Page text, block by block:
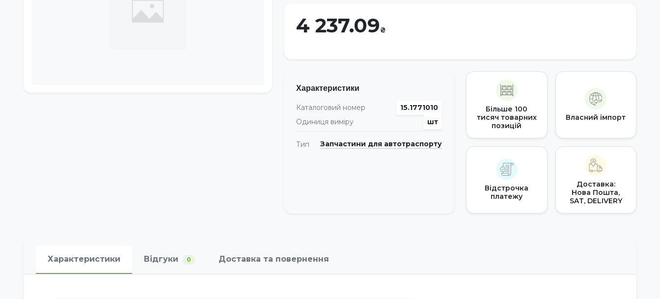
4 237.09
Характеристики
Каталоговий номер
15.1771010
Одиниця виміру
шт
Тип Запчастини для автотраспорту
Більше 100
тисяч товарних
позицій
Власний імпорт
Відстрочка
платежу
Доставка:
Нова Пошта,
SAT, DELIVERY
Характеристики Відгуки 0 Доставка та повернення